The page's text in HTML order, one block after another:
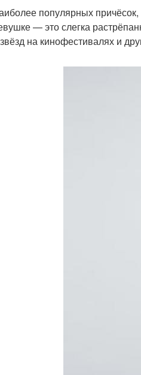
для вечерних
платьев
Платье
популярных
— это слегка
на кинофестивалях и